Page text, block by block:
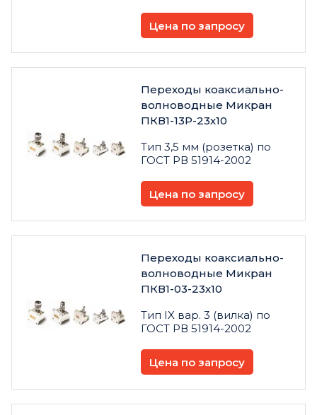
Цена по запросу
Переходы коаксиально-
волноводные Микран
ПКВ1-13Р-23х10
Тип 3,5 мм (розетка) по
ГОСТ РВ 51914-2002
Цена по запросу
Переходы коаксиально-
волноводные Микран
ПКВ1-03-23х10
Тип IX вар. 3 (вилка) по
ГОСТ РВ 51914-2002
Цена по запросу